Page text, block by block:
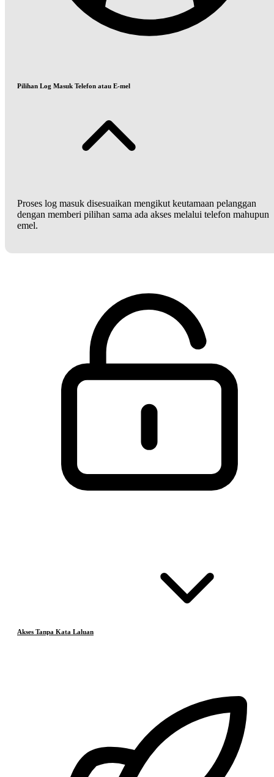
Pilihan Log Masuk Telefon atau E-mel
Proses log masuk disesuaikan mengikut keutamaan pelanggan
dengan memberi pilihan sama ada akses melalui telefon mahupun
emel.
Akses Tanpa Kata Laluan